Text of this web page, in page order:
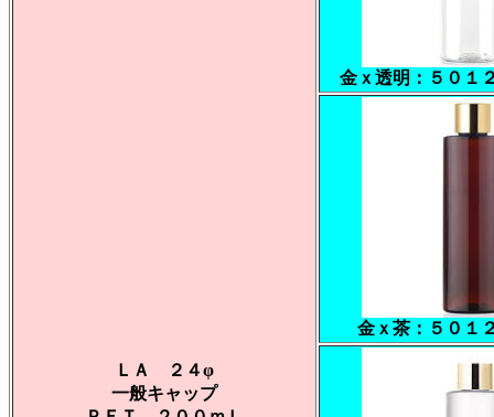
ＬＡ ２４φ
一般キャップ
金ｘ透明：５０１
金ｘ茶：５０１